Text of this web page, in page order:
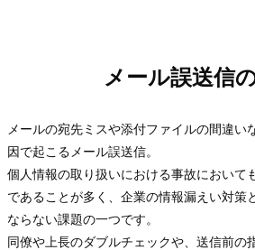
メール誤送信
メールの宛先ミスや添付ファイルの間違い
因で起こるメール誤送信。
個人情報の取り扱いにおける事故において
であることが多く、企業の情報漏えい対策
ならない課題の一つです。
同僚や上長のダブルチェックや、送信前の